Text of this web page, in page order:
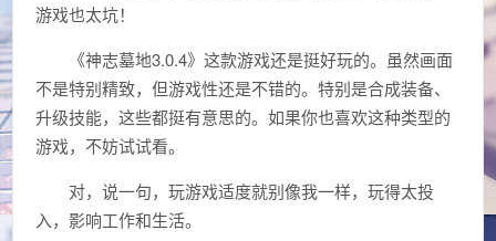
游戏也太坑！
《神志墓地3.0.4》这款游戏还是挺好玩的。虽然画面
不是特别精致，但游戏性还是不错的。特别是合成装备、
升级技能，这些都挺有意思的。如果你也喜欢这种类型的
游戏，不妨试试看。
对，说一句，玩游戏适度就别像我一样，玩得太投
入，影响工作和生活。